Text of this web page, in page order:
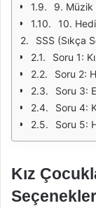
9. Müzik
10.
SSS (Sıkça
Soru 1:
Soru 2:
Soru 3:
Soru 4:
Soru 5:
Kız